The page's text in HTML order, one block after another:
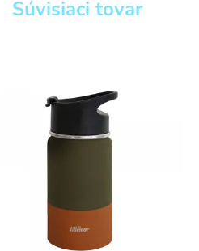
Súvisiaci tovar